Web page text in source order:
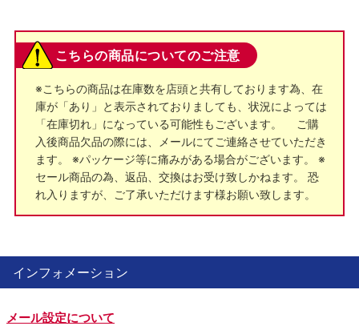
こちらの商品についてのご注意
※こちらの商品は在庫数を店頭と共有しております為、在
庫が「あり」と表示されておりましても、状況によっては
「在庫切れ」になっている可能性もございます。 ご購
入後商品欠品の際には、メールにてご連絡させていただき
ます。 ※パッケージ等に痛みがある場合がございます。 ※
セール商品の為、返品、交換はお受け致しかねます。 恐
れ入りますが、ご了承いただけます様お願い致します。
インフォメーション
メール設定について